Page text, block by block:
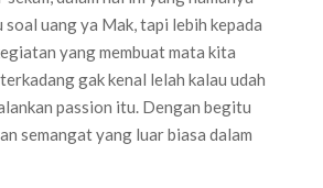
uang ya Mak, tapi lebih kepada
yang membuat mata kita
gak kenal lelah kalau udah
passion itu. Dengan begitu
semangat yang luar biasa dalam